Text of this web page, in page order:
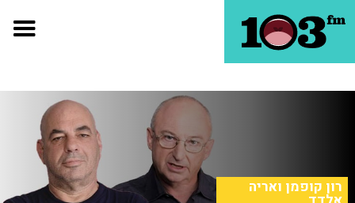
רון קופמן ואריה